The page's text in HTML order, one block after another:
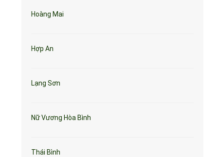
Hoàng Mai
Hợp An
Lạng Sơn
Nữ Vương Hòa Bình
Thái Bình